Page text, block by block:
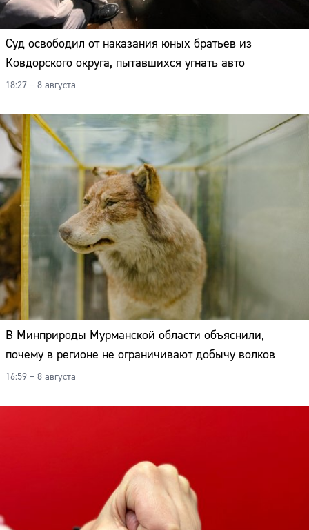
Суд освободил от наказания юных братьев из
Ковдорского округа, пытавшихся угнать авто
18:27 – 8 августа
В Минприроды Мурманской области объяснили,
почему в регионе не ограничивают добычу волков
16:59 – 8 августа